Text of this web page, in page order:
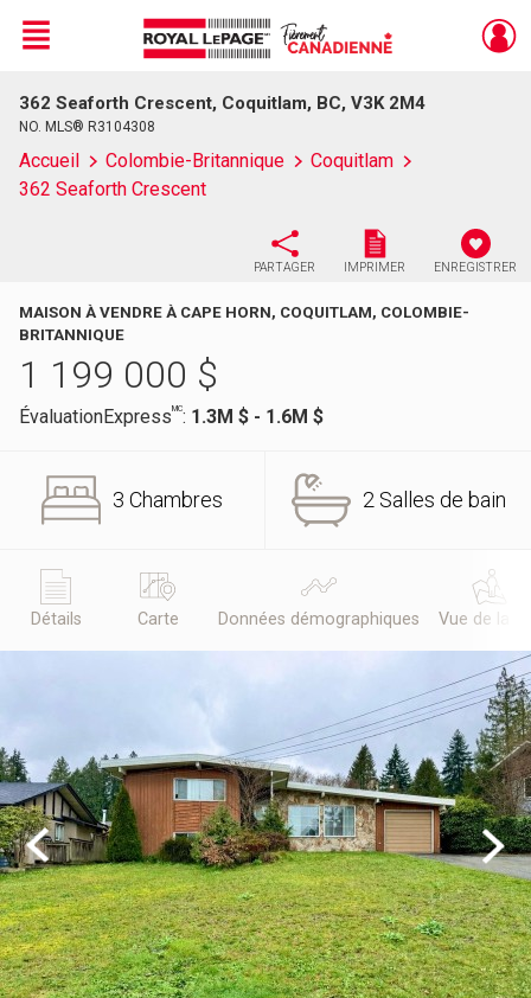
Live
En Direct
Menu
362 Seaforth Crescent, Coquitlam, BC, V3K 2M4
NO. MLS® R3104308
Accueil Colombie-Britannique
Coquitlam
362 Seaforth Crescent
PARTAGER IMPRIMER ENREGISTRER
MAISON À VENDRE À CAPE HORN, COQUITLAM, COLOMBIE-
BRITANNIQUE
1 199 000 $
ÉvaluationExpressMC: 1.3M $ - 1.6M $
3 Chambres 2 Salles de bain
Détails Carte Données démographiques Vue de la
Previous Next